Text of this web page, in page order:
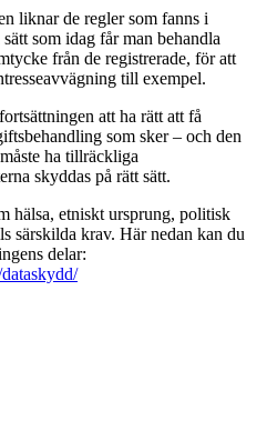
liknar de regler som fanns i
som idag får man behandla
från de registrerade, för att
till exempel.
att ha rätt att få
som sker – och den
ha tillräckliga
skyddas på rätt sätt.
hälsa, etniskt ursprung, politisk
särskilda krav. Här nedan kan du
delar: